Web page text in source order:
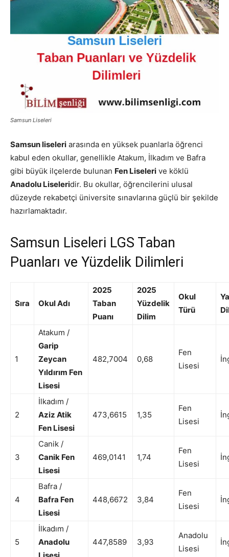
Samsun Liseleri
Samsun liseleri arasında en yüksek puanlarla öğrenci
kabul eden okullar, genellikle Atakum, İlkadım ve Bafra
gibi büyük ilçelerde bulunan Fen Liseleri ve köklü
Anadolu Liseleridir. Bu okullar, öğrencilerini ulusal
düzeyde rekabetçi üniversite sınavlarına güçlü bir şekilde
hazırlamaktadır.
Samsun Liseleri LGS Taban
Puanları ve Yüzdelik Dilimleri
Sıra Okul Adı
2025
Taban
Puanı
2025
Yüzdelik
Dilim
Okul
Türü
1
Atakum /
Garip
Zeycan
Yıldırım Fen
Lisesi
482,7004 0,68
Fen
Lisesi
2
İlkadım /
Aziz Atik
Fen Lisesi
473,6615 1,35
Fen
Lisesi
3
Canik /
Canik Fen
Lisesi
469,0141 1,74
Fen
Lisesi
4
Bafra /
Bafra Fen
Lisesi
448,6672 3,84
Fen
Lisesi
5
İlkadım /
Anadolu
447,8589 3,93
Anadolu
Lisesi